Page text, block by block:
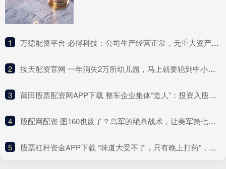
1 ​万德配资平台 必得科技：公司生产经营正常，无重大资产注入计划
2 ​按天配资官网 一年消失2万所幼儿园，马上就要轮到中小学了
3 ​莆田股票配资网APP下载 整车企业集体“造人”：投资入股成主流 相关板块近一年涨超六成
4 ​股配网配资 图160也废了？乌军的绝杀战术，让美军第七舰队后背发凉
5 ​股票杠杆资金APP下载 “味道大受不了，只有晚上打药”，央视曝光